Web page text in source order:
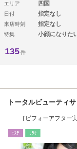
エリア 四国
日付 指定なし
来店時刻 指定なし
特集 小顔になりた
135件
トータルビューティ
［ビフォーアフター
ｴｽﾃ ﾘﾗｸ